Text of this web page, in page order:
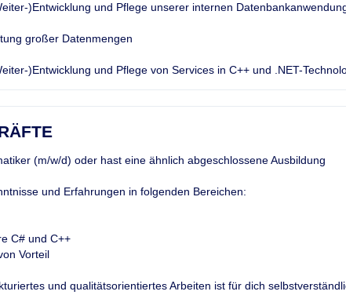
)Entwicklung und Pflege unserer internen
großer Datenmengen
)Entwicklung und Pflege von Services in C++ und .NET-
(m/w/d) oder hast eine ähnlich abgeschlossene Ausbildung
und Erfahrungen in folgenden Bereichen:
C# und C++
Vorteil
und qualitätsorientiertes Arbeiten ist für dich